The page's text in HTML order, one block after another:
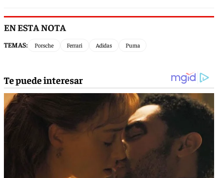
EN ESTA NOTA
TEMAS: Porsche Ferrari Adidas Puma